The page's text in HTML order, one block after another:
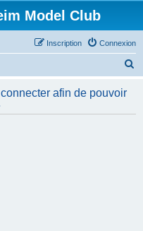
Model Club
Connexion
Inscription
h
afin de pouvoir